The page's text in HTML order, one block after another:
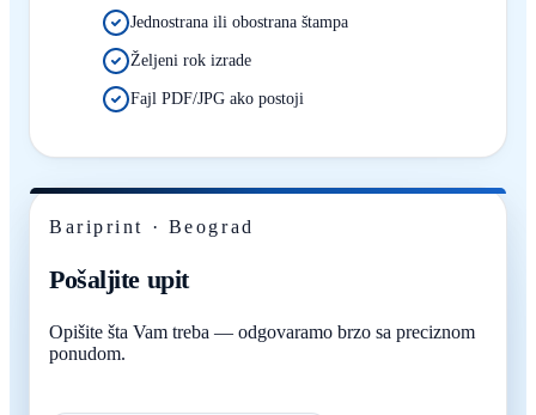
Jednostrana ili obostrana štampa
Željeni rok izrade
Fajl PDF/JPG ako postoji
Bariprint · Beograd
Pošaljite upit
Opišite šta Vam treba — odgovaramo brzo sa preciznom
ponudom.